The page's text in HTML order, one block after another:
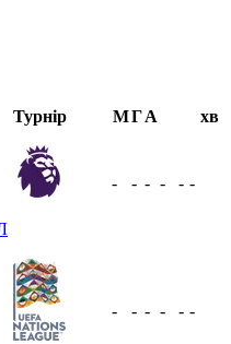
Турнір МГА хв
- - - - - -
- - - - - -